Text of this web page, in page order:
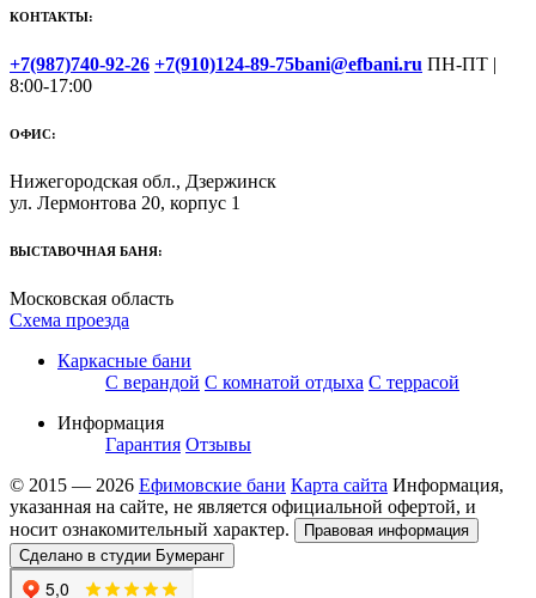
КОНТАКТЫ:
+7(987)740-92-26 +7(910)124-89-75bani@efbani.ru ПН-ПТ |
8:00-17:00
ОФИС:
Нижегородская обл., Дзержинск
ул. Лермонтова 20, корпус 1
ВЫСТАВОЧНАЯ БАНЯ:
Московская область
Схема проезда
Каркасные бани
С верандой С комнатой отдыха С террасой
Информация
Гарантия Отзывы
© 2015 — 2026 Ефимовские бани Карта сайта Информация,
указанная на сайте, не является официальной офертой, и
носит ознакомительный характер.
Правовая информация
Сделано в студии Бумеранг